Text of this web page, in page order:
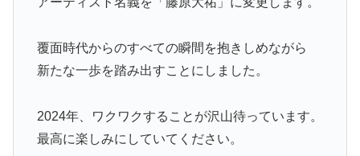
覆面時代からのすべての瞬間を抱きしめながら
新たな一歩を踏み出すことにしました。
2024年、ワクワクすることが沢山待っています。
最高に楽しみにしていてください。